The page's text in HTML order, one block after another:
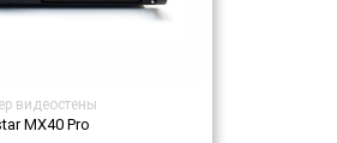
видеостены
MX40 Pro